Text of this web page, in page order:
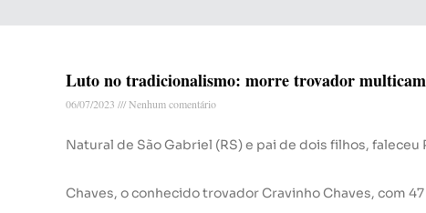
Luto no tradicionalismo: morre trovador
06/07/2023 Nenhum comentário
Natural de São Gabriel (RS) e pai de dois filhos, faleceu
Chaves, o conhecido trovador Cravinho Chaves, com 47